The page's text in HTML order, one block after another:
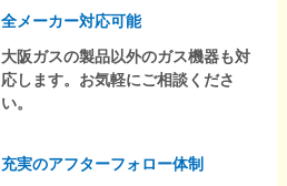
全メーカー対応可能
大阪ガスの製品以外のガス機器も対
応します。お気軽にご相談くださ
い。
充実のアフターフォロー体制